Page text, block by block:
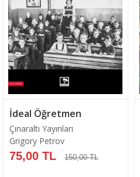
İdeal Öğretmen
Çınaraltı Yayınları
Grigory Petrov
75,00 TL 150,00 TL